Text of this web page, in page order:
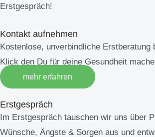
Erstgespräch!
Kontakt aufnehmen
Kostenlose, unverbindliche Erstberatung
Klick den Du für deine Gesundheit
mehr erfahren
Erstgespräch
Im Erstgespräch tauschen wir uns über
Wünsche, Ängste & Sorgen aus und